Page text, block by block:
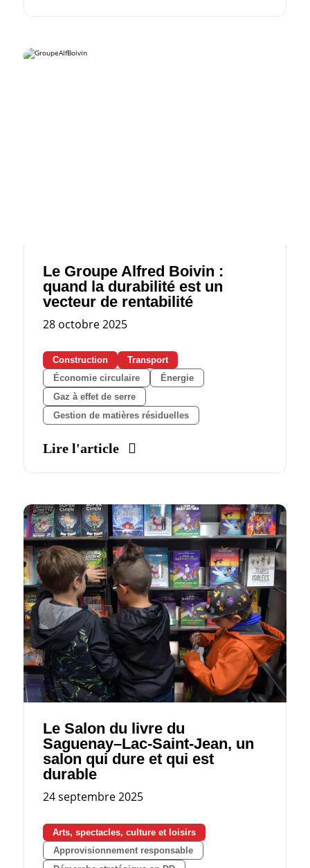
Le Groupe Alfred Boivin :
quand la durabilité est un
vecteur de rentabilité
28 octobre 2025
Construction
Transport
Économie circulaire
Énergie
Gaz à effet de serre
Gestion de matières résiduelles
Lire l'article
Le Salon du livre du
Saguenay–Lac-Saint-Jean, un
salon qui dure et qui est
durable
24 septembre 2025
Arts, spectacles, culture et loisirs
Approvisionnement responsable